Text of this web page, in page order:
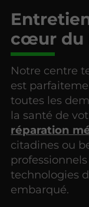
cœur du
Notre centre
est
toutes les
la santé de
réparation
citadines ou
technologies
embarqué.